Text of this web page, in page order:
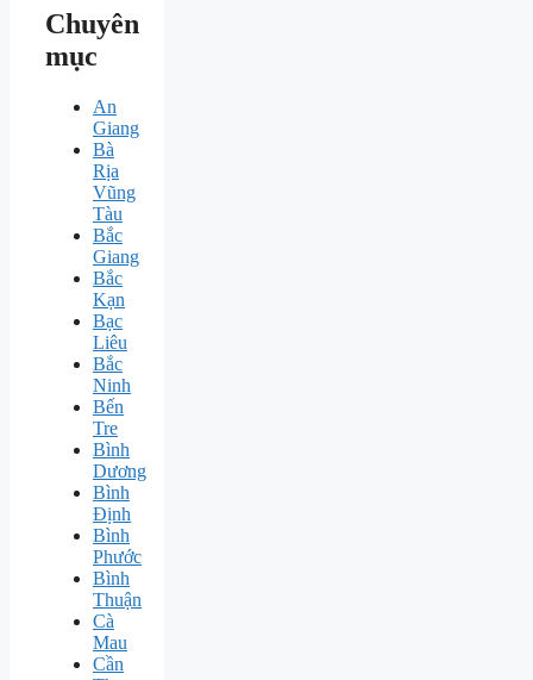
Chuyên
mục
An
Giang
Bà
Rịa
Vũng
Tàu
Bắc
Giang
Bắc
Kạn
Bạc
Liêu
Bắc
Ninh
Bến
Tre
Bình
Dương
Bình
Định
Bình
Phước
Bình
Thuận
Cà
Mau
Cần